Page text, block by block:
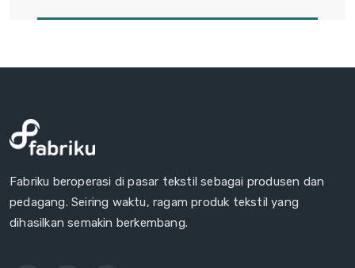
Fabriku beroperasi di pasar tekstil sebagai produsen dan
pedagang. Seiring waktu, ragam produk tekstil yang
dihasilkan semakin berkembang.